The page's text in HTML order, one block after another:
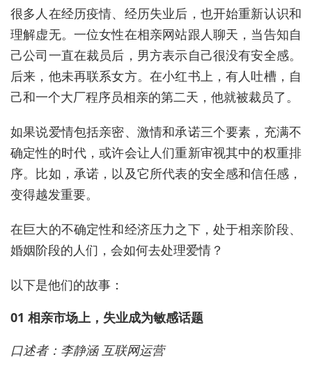
很多人在经历疫情、经历失业后，也开始重新认识和
理解虚无。一位女性在相亲网站跟人聊天，当告知自
己公司一直在裁员后，男方表示自己很没有安全感。
后来，他未再联系女方。在小红书上，有人吐槽，自
己和一个大厂程序员相亲的第二天，他就被裁员了。
如果说爱情包括亲密、激情和承诺三个要素，充满不
确定性的时代，或许会让人们重新审视其中的权重排
序。比如，承诺，以及它所代表的安全感和信任感，
变得越发重要。
在巨大的不确定性和经济压力之下，处于相亲阶段、
婚姻阶段的人们，会如何去处理爱情？
以下是他们的故事：
01 相亲市场上，失业成为敏感话题
口述者：李静涵 互联网运营